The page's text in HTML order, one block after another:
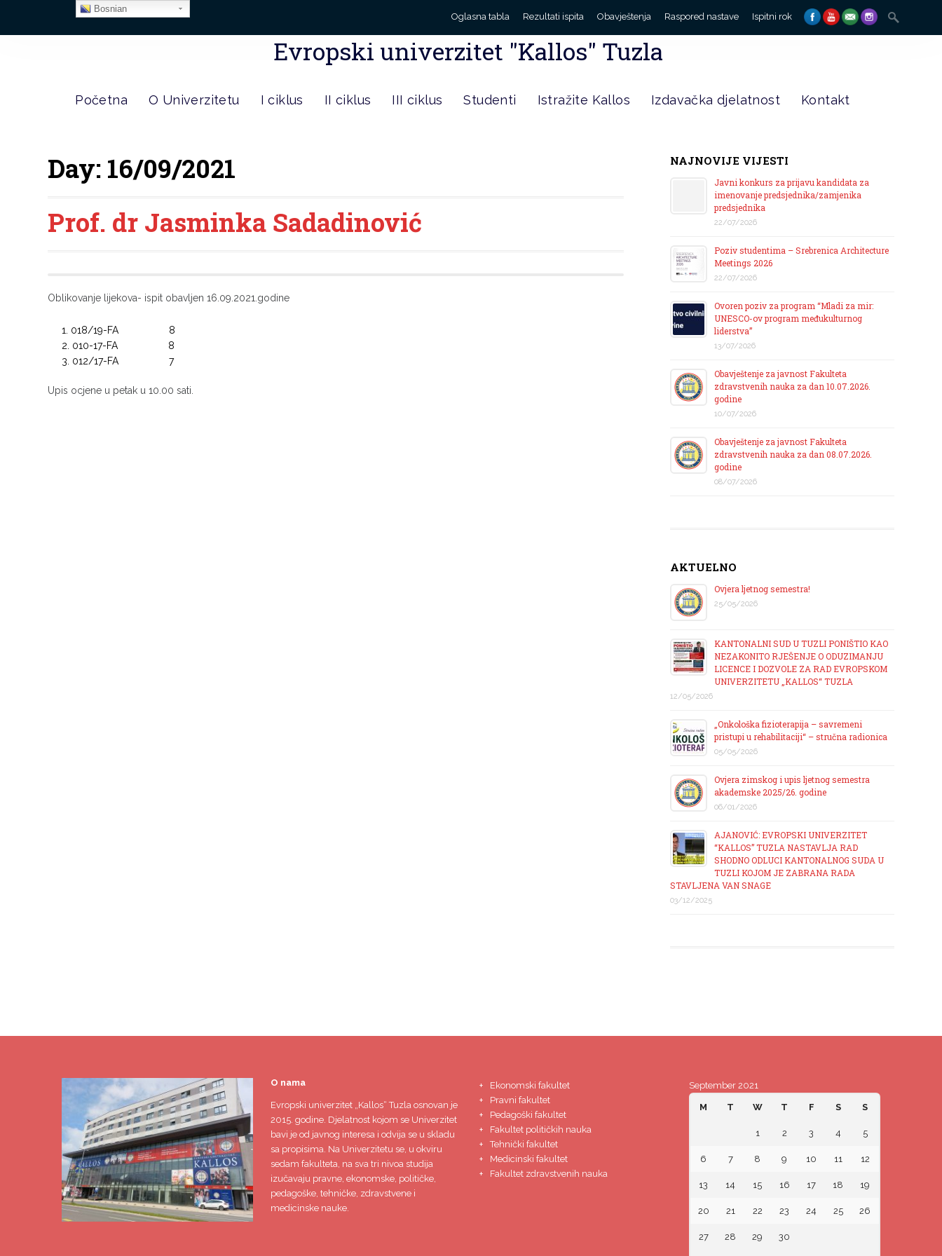
Oglasna tabla Rezultati ispita Obavještenja Raspored nastave Ispitni rok
Search
for:
Evropski univerzitet "Kallos" Tuzla
Početna O Univerzitetu I ciklus II ciklus III ciklus Studenti Istražite Kallos Izdavačka djelatnost Kontakt
Day: 16/09/2021
Prof. dr Jasminka Sadadinović
Oblikovanje lijekova- ispit obavljen 16.09.2021.godine
018/19-FA 8
010-17-FA 8
012/17-FA 7
Upis ocjene u petak u 10.00 sati.
NAJNOVIJE VIJESTI
Javni konkurs za prijavu kandidata za
imenovanje predsjednika/zamjenika
predsjednika
22/07/2026
Poziv studentima – Srebrenica Architecture
Meetings 2026
22/07/2026
Ovoren poziv za program “Mladi za mir:
UNESCO-ov program međukulturnog
liderstva”
13/07/2026
Obavještenje za javnost Fakulteta
zdravstvenih nauka za dan 10.07.2026.
godine
10/07/2026
Obavještenje za javnost Fakulteta
zdravstvenih nauka za dan 08.07.2026.
godine
08/07/2026
AKTUELNO
Ovjera ljetnog semestra!
25/05/2026
KANTONALNI SUD U TUZLI PONIŠTIO KAO
NEZAKONITO RJEŠENJE O ODUZIMANJU
LICENCE I DOZVOLE ZA RAD EVROPSKOM
UNIVERZITETU „KALLOS“ TUZLA
12/05/2026
„Onkološka fizioterapija – savremeni
pristupi u rehabilitaciji“ – stručna radionica
05/05/2026
Ovjera zimskog i upis ljetnog semestra
akademske 2025/26. godine
06/01/2026
AJANOVIĆ: EVROPSKI UNIVERZITET
“KALLOS” TUZLA NASTAVLJA RAD
SHODNO ODLUCI KANTONALNOG SUDA U
TUZLI KOJOM JE ZABRANA RADA
STAVLJENA VAN SNAGE
03/12/2025
O nama
Evropski univerzitet „Kallos“ Tuzlaosnovan je
2015. godine. Djelatnost kojom se Univerzitet
bavi je od javnog interesa i odvija se u skladu
sa propisima. Na Univerzitetu se, u okviru
sedam fakulteta, na sva tri nivoa studija
izučavaju pravne, ekonomske, političke,
pedagoške, tehničke, zdravstvene i
medicinske nauke.
Ekonomski fakultet
Pravni fakultet
Pedagoški fakultet
Fakultet političkih nauka
Tehnički fakultet
Medicinski fakultet
Fakultet zdravstvenih nauka
September 2021
M T W T F S S
1 2 3 4 5
6 7 8 9 10 11 12
13 14 15 16 17 18 19
20 21 22 23 24 25 26
27 28 29 30
Bosnian